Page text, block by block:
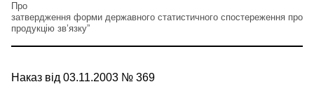
Про
затвердження форми державного статистичного спостереження про
продукцію зв’язку”
Наказ від 03.11.2003 № 369